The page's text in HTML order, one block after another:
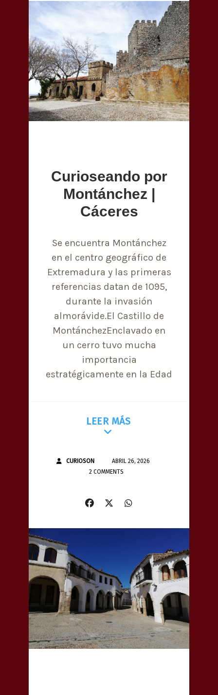
Curioseando por
Montánchez |
Cáceres
Se encuentra Montánchez
en el centro geográfico de
Extremadura y las primeras
referencias datan de 1095,
durante la invasión
almorávide.El Castillo de
MontánchezEnclavado en
un cerro tuvo mucha
importancia
estratégicamente en la Edad
LEER MÁS
CURIOSON
ABRIL 26, 2026
2 COMMENTS